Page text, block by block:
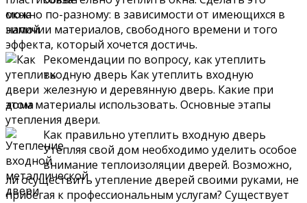
можно по-разному: в зависимости от имеющихся в
наличии материалов, свободного времени и того
эффекта, который хочется достичь.
Рекомендации по вопросу, как утеплить
входную дверь Как утеплить входную
железную и деревянную дверь. Какие при
этом материалы использовать. Основные этапы
утепления двери.
Как правильно утеплить входную дверь
Утепляя свой дом необходимо уделить особое
внимание теплоизоляции дверей. Возможно,
ли осуществить утепление дверей своими руками, не
прибегая к профессиональным услугам? Существует